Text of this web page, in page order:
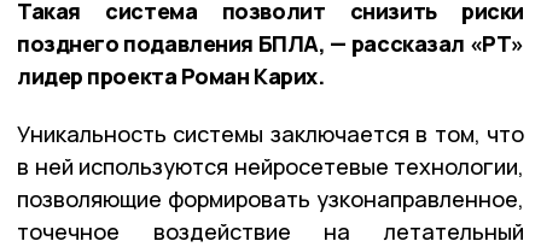
Такая система позволит снизить риски
позднего подавления БПЛА, — рассказал «РТ»
лидер проекта Роман Карих.
Уникальность системы заключается в том, что
в ней используются нейросетевые технологии,
позволяющие формировать узконаправленное,
точечное воздействие на летательный